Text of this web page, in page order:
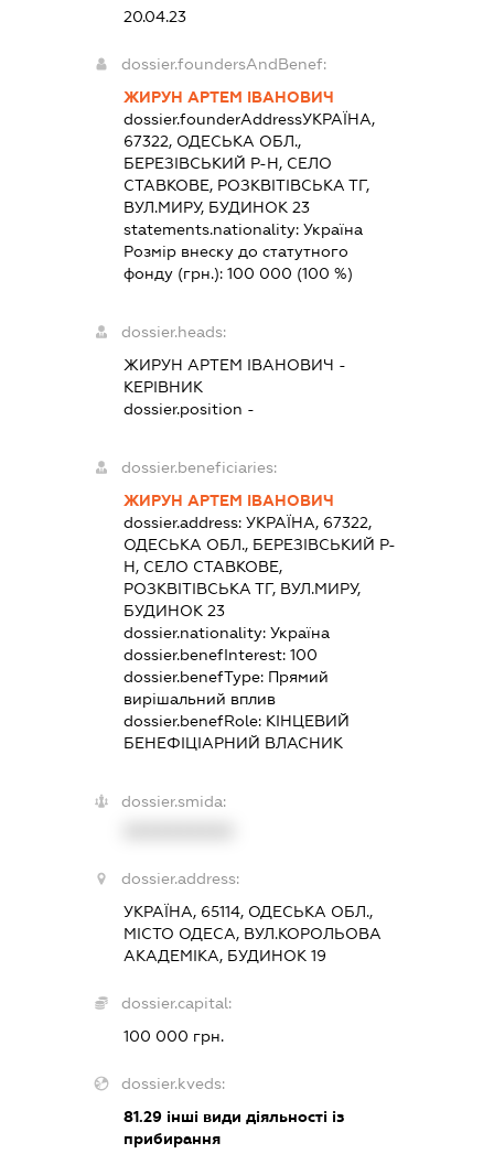
20.04.23
dossier.foundersAndBenef:
ЖИРУН АРТЕМ ІВАНОВИЧ
dossier.founderAddressУКРАЇНА,
67322, ОДЕСЬКА ОБЛ.,
БЕРЕЗІВСЬКИЙ Р-Н, СЕЛО
СТАВКОВЕ, РОЗКВІТІВСЬКА ТГ,
ВУЛ.МИРУ, БУДИНОК 23
statements.nationality: Україна
Розмір внеску до статутного
фонду (грн.): 100 000 (100 %)
dossier.heads:
ЖИРУН АРТЕМ ІВАНОВИЧ -
КЕРІВНИК
dossier.position -
dossier.beneficiaries:
ЖИРУН АРТЕМ ІВАНОВИЧ
dossier.address: УКРАЇНА, 67322,
ОДЕСЬКА ОБЛ., БЕРЕЗІВСЬКИЙ Р-
Н, СЕЛО СТАВКОВЕ,
РОЗКВІТІВСЬКА ТГ, ВУЛ.МИРУ,
БУДИНОК 23
dossier.nationality: Україна
dossier.benefInterest: 100
dossier.benefType: Прямий
вирішальний вплив
dossier.benefRole: КІНЦЕВИЙ
БЕНЕФІЦІАРНИЙ ВЛАСНИК
dossier.smida:
dossier.address:
УКРАЇНА, 65114, ОДЕСЬКА ОБЛ.,
МІСТО ОДЕСА, ВУЛ.КОРОЛЬОВА
АКАДЕМІКА, БУДИНОК 19
dossier.capital:
100 000 грн.
dossier.kveds:
81.29інші види діяльності із
прибирання